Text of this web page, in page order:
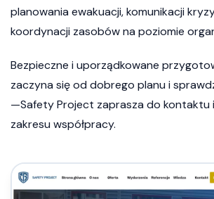
planowania ewakuacji, komunikacji
koordynacji zasobów na poziomie
Bezpieczne i uporządkowane
zaczyna się od dobrego planu i
—Safety Project zaprasza do kontaktu
zakresu współpracy.